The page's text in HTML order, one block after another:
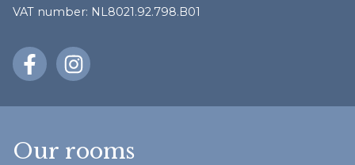
VAT number: NL8021.92.798.B01
Our rooms